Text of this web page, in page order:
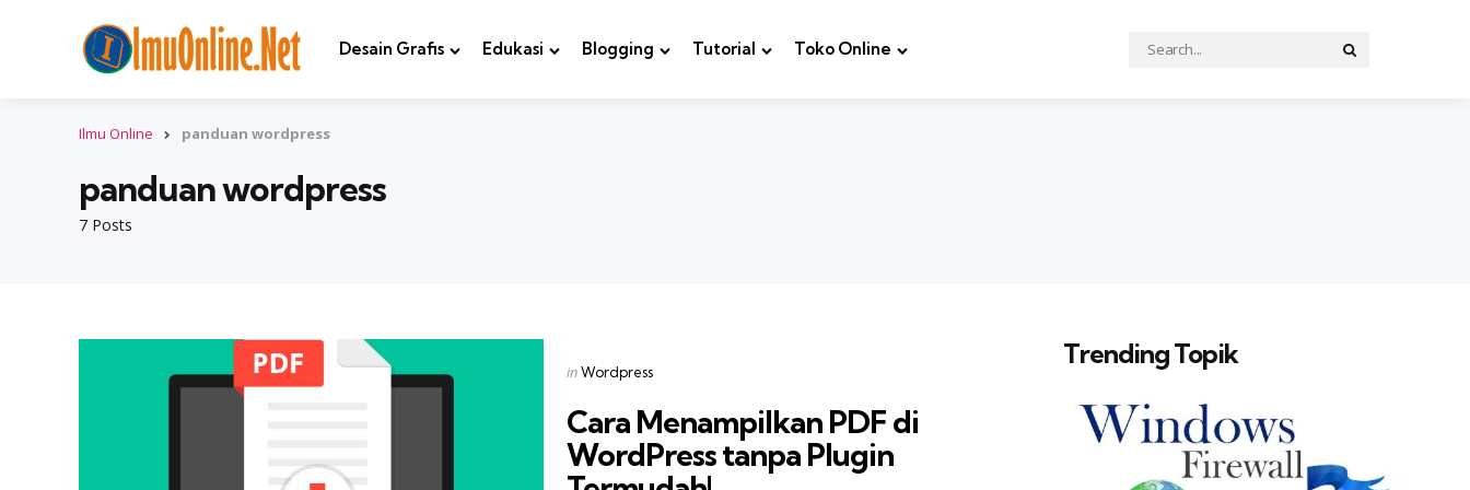
Desain Grafis Edukasi Blogging Tutorial Toko Online
Search
for:
Ilmu Online panduan wordpress
7 Posts
panduan wordpress
Categories
Posted
in Wordpress
Cara Menampilkan PDF di
WordPress tanpa Plugin
Trending Topik